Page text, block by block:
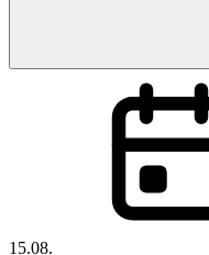
15.08.